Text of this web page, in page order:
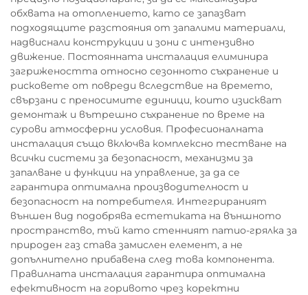
обхвата на отоплението, като се запазват
подходящите разстояния от запалими материали,
надвиснали конструкции и зони с интензивно
движение. Постоянната инсталация елиминира
загрижеността относно сезонното съхранение и
рисковете от повреди вследствие на времето,
свързани с преносимите единици, които изискват
демонтаж и вътрешно съхранение по време на
сурови атмосферни условия. Професионалната
инсталация също включва комплексно тестване на
всички системи за безопасност, механизми за
запалване и функции на управление, за да се
гарантира оптимална производителност и
безопасност на потребителя. Интегрираният
външен вид подобрява естетиката на външното
пространство, тъй като стенният патио-грялка за
природен газ става замислен елемент, а не
допълнително прибавена след това компонента.
Правилната инсталация гарантира оптимална
ефективност на горивото чрез коректни